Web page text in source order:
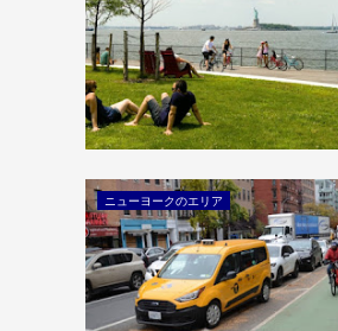
ニューヨークのエリア